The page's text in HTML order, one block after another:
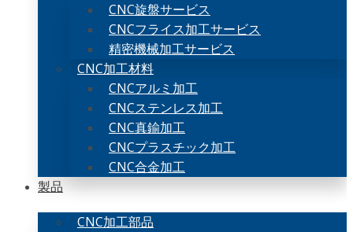
CNC旋盤サービス
CNCフライス加工サービス
精密機械加工サービス
CNC加工材料
CNCアルミ加工
CNCステンレス加工
CNC真鍮加工
CNCプラスチック加工
CNC合金加工
製品
CNC加工部品